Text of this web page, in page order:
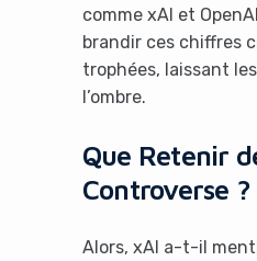
comme xAI et
brandir ces chiffres
trophées, laissant
l’ombre.
Que Retenir
Controverse ?
Alors, xAI a-t-il